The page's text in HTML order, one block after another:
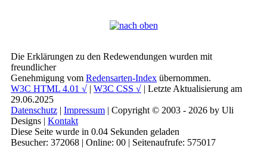
Die Erklärungen zu den Redewendungen wurden mit
freundlicher
Genehmigung vom Redensarten-Index übernommen.
W3C HTML 4.01 √ | W3C CSS √ | Letzte Aktualisierung am
29.06.2025
Datenschutz | Impressum | Copyright © 2003 - 2026 by Uli
Designs | Kontakt
Diese Seite wurde in 0.04 Sekunden geladen
Besucher: 372068 | Online: 00 | Seitenaufrufe: 575017